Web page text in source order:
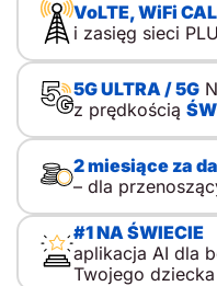
samodzielne powroty ze
krótkie zostawanie w
wtedy pierwszy telefon
praktyczną. To ważne.
sprowadza się do
indziej. Spór nie dotyczy
wolność, lecz mądrego
towarzyszy, tłumaczy i
odpowiedzialność.
dla dziecka nie musi
VoLTE, WiFi
i zasięg sieci
5G ULTRA / 5G
z prędkością
2 miesiące za
– dla
#1 NA ŚWIECIE
aplikacja AI dla
Twojego dziecka